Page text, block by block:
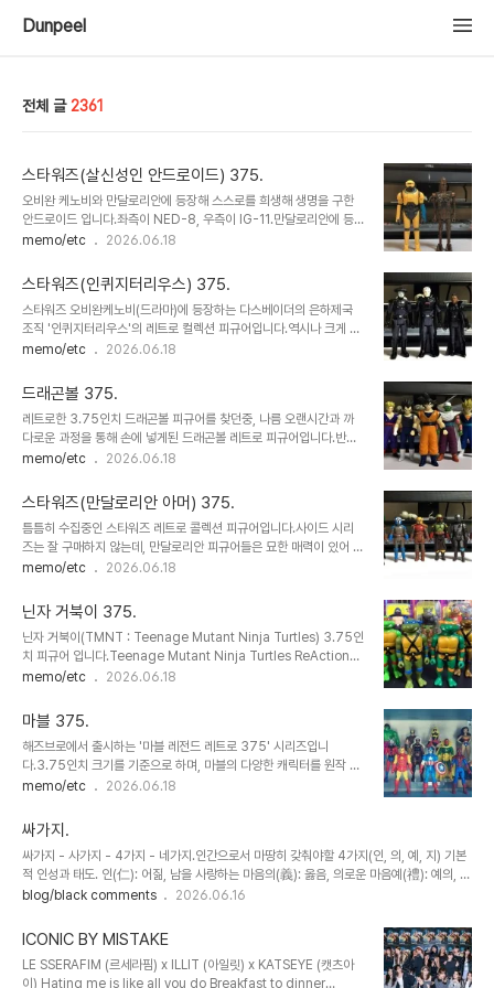
Dunpeel
전체 글 2361
스타워즈(살신성인 안드로이드) 375.
오비완 케노비와 만달로리안에 등장해 스스로를 희생해 생명을 구한
안드로이드 입니다.좌측이 NED-8, 우측이 IG-11.만달로리안에 등
장하는 IG-11 의 경우, 제국의 역습에서 같은 IG 시리즈인 IG-88이
제품을 꺼내어 비교하니 몸통과 다리등 전반적인 디테일에 차이가 많
았습니다.
memo/etc 2026.06.18
스타워즈(인퀴지터리우스) 375.
스타워즈 오비완케노비(드라마)에 등장하는 다스베이더의 은하제국
조직 '인퀴지터리우스'의 레트로 컬렉션 피규어입니다.역시나 크게 구
매할 생각은 없었는데, 오비완 케노비 시리즈 피규어가 아마존에서 연
두운 포스를 뿜뿜하는 것이 나름 매력적입니다.^^
memo/etc 2026.06.18
드래곤볼 375.
레트로한 3.75인치 드래곤볼 피규어를 찾던중, 나름 오랜시간과 까
다로운 과정을 통해 손에 넣게된 드래곤볼 레트로 피규어입니다.반다
이 정품으로 박스로 구매했지만, 이 제품의 정확한 명칭을 모르겠습니
니다.저는 'dragon ball: hero set 2' 로 구매했습니다.개별 포장된
상태로 판매되는 제품도 있고, 5개 묶음 패키지로 판매하는 제품도 있
습니다.어찌되었든 개인적으로 좋아하는 일본 애니 캐릭터 수집의 빈
칸을 채울 수 있어 매우 만족스럽습니다.
memo/etc 2026.06.18
스타워즈(만달로리안 아머) 375.
틈틈히 수집중인 스타워즈 레트로 콜렉션 피규어입니다.사이드 시리
즈는 잘 구매하지 않는데, 만달로리안 피규어들은 묘한 매력이 있어 수
집하고 있습니다.특히 만달로리안 아머 피규어들은 빠짐없이 갖고 싶
크리즈, 병기공, 보바펫(만달로리안 버전), 딘자린(베스카 아머 버전),
보바펫(제국의 역습 버전) 입니다.
memo/etc 2026.06.18
닌자 거북이 375.
닌자 거북이(TMNT : Teenage Mutant Ninja Turtles) 3.75인
치 피규어 입니다.Teenage Mutant Ninja Turtles ReAction
Figures Wave 시리즈중 첫번재 시리즈로,주인공 닌자거북이들과
상이 잘 반영되어 있고, 사진에는 없지만 각 캐릭터별로 주요 무기와
피자조각이 부속품으로 제공됩니다.미국에서 매우 인기있었던 애니인
만큼 슈퍼7의 닌자거북이 리액션 피규어는 현재 Wave 6탄까지 꾸준
히 발매중입니다.저는 첫번째 시리즈로 만족^^
memo/etc 2026.06.18
마블 375.
해즈브로에서 출시하는 '마블 레전드 레트로 375' 시리즈입니
다.3.75인치 크기를 기준으로 하며, 마블의 다양한 캐릭터를 원작 코
믹스 버전으로 출시하고 있습니다.당당하게 레트로라 말하고 3.75인
시하지만,코믹스 디자인 버전인 것은 마음에 들지만, 솔직히 레트로한
맛은 떨어집니다. 참고로 해즈브로가 케너사의 로고를 패키지에 넣을
수 있는 것은 2000년 해즈브로가 케너사를 꿀꺽했기 때문입니다.
memo/etc 2026.06.18
싸가지.
싸가지 - 사가지 - 4가지 - 네가지.인간으로서 마땅히 갖춰야할 4가지(인, 의, 예, 지) 기본
적 인성과 태도. 인(仁): 어짊, 남을 사랑하는 마음의(義): 옳음, 의로운 마음예(禮): 예의, 공
손하고 양보하는 마음지(智): 지혜, 옳고 그름을 가리는 지각 싸가지 없다 : 인간으로서 기본
blog/black comments 2026.06.16
ICONIC BY MISTAKE
LE SSERAFIM (르세라핌) x ILLIT (아일릿) x KATSEYE (캣츠아
이) Hating me is like all you do Breakfast to dinner